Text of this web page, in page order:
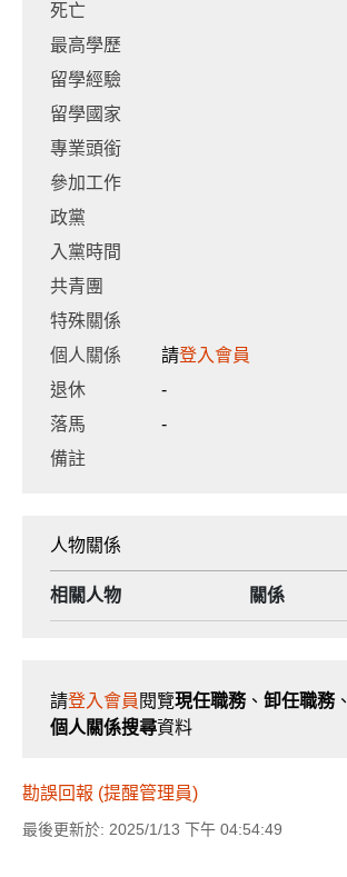
死亡
最高學歷
留學經驗
留學國家
專業頭銜
參加工作
政黨
入黨時間
共青團
特殊關係
個人關係
請登入會員
退休
-
落馬
-
備註
人物關係
相關人物 關係
請登入會員 閱覽現任職務、 卸任職務、
個人關係搜尋資料
勘誤回報 (提醒管理員)
最後更新於: 2025/1/13 下午 04:54:49